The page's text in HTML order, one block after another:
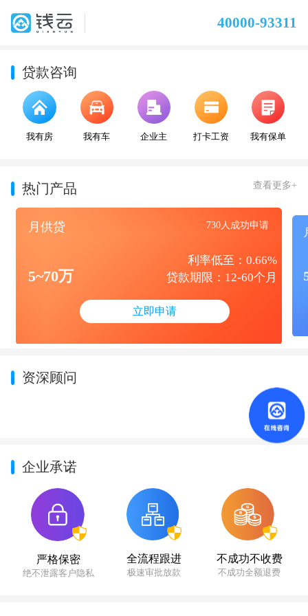
40000-93311
贷款咨询
我有房 我有车 企业主 打卡工资 我有保单
热门产品 查看更多+
月供贷 730人成功申请
5~70万
利率低至：0.66%
贷款期限：12-60个月
立即申请
资深顾问
企业承诺
严格保密
绝不泄露客户隐私
全流程跟进
极速审批放款
不成功不收费
不成功全额退费